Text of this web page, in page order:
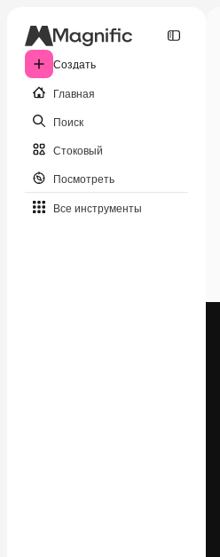
Создать
Главная
Поиск
Стоковый
Посмотреть
Все инструменты